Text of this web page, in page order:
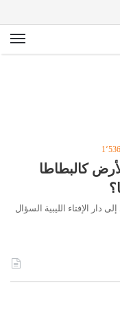
1٬536
كالبطاطا
الرَّحِيمِ رقم الفتوى (5070) ورد إلى دار الإفتاء الليبية السؤال